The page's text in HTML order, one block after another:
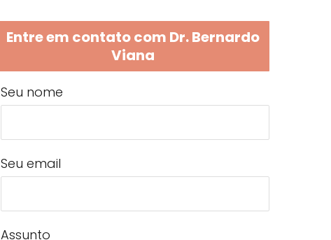
Entre em contato com Dr. Bernardo
Viana
Seu nome
Seu email
Assunto